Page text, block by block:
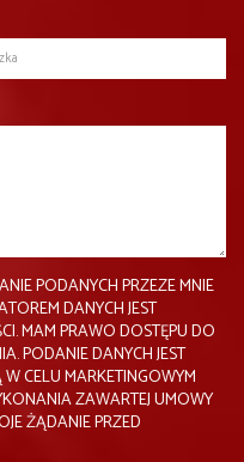
PODANYCH PRZEZE MNIE
DANYCH JEST
MAM PRAWO DOSTĘPU DO
PODANIE DANYCH JEST
CELU MARKETINGOWYM
ZAWARTEJ UMOWY
ŻĄDANIE PRZED